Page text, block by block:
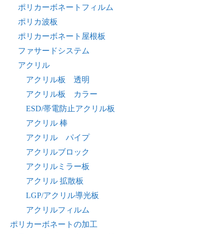
ポリカーボネートフィルム
ポリカ波板
ポリカーボネート屋根板
ファサードシステム
アクリル
アクリル板 透明
アクリル板 カラー
ESD/帯電防止アクリル板
アクリル 棒
アクリル パイプ
アクリルブロック
アクリルミラー板
アクリル 拡散板
LGP/アクリル導光板
アクリルフィルム
ポリカーボネートの加工